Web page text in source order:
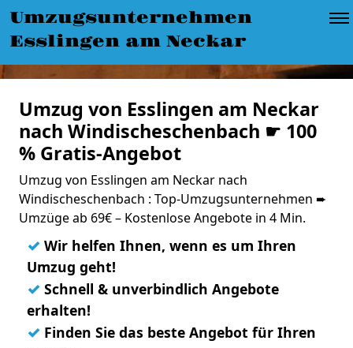
Umzugsunternehmen
Esslingen am Neckar
Umzug von Esslingen am Neckar
nach Windischeschenbach ☛ 100
% Gratis-Angebot
Umzug von Esslingen am Neckar nach
Windischeschenbach : Top-Umzugsunternehmen ➨
Umzüge ab 69€ – Kostenlose Angebote in 4 Min.
✓ Wir helfen Ihnen, wenn es um Ihren
Umzug geht!
✓ Schnell & unverbindlich Angebote
erhalten!
✓ Finden Sie das beste Angebot für Ihren